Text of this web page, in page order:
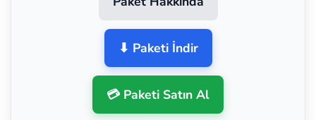
⬇ Paketi İndir
💳 Paketi Satın Al